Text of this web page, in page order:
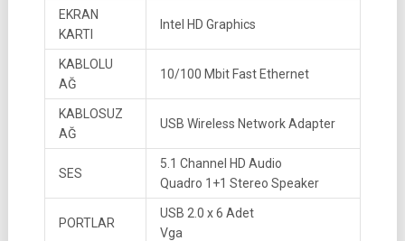
EKRAN
KARTI
Intel HD Graphics
KABLOLU
AĞ
10/100 Mbit Fast Ethernet
KABLOSUZ
AĞ
USB Wireless Network Adapter
SES
5.1 Channel HD Audio
Quadro 1+1 Stereo Speaker
PORTLAR
USB 2.0 x 6 Adet
Vga